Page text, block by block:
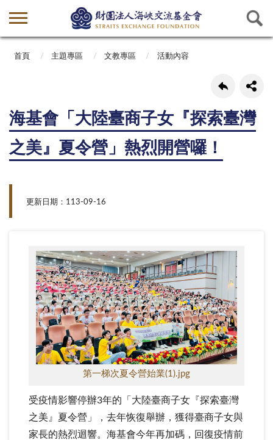
首頁 主題專區 文教專區 活動內容
海基會「大陸臺商子女『探索臺灣
之美』夏令營」熱烈開營囉！
更新日期：113-09-16
第一梯次夏令營始業(1).jpg
受疫情影響停辦3年的「大陸臺商子女『探索臺灣
之美』夏令營」， 去年恢復舉辦，獲得臺商子女與
家長的熱烈迴響。 海基會今年再加碼，回復疫情前